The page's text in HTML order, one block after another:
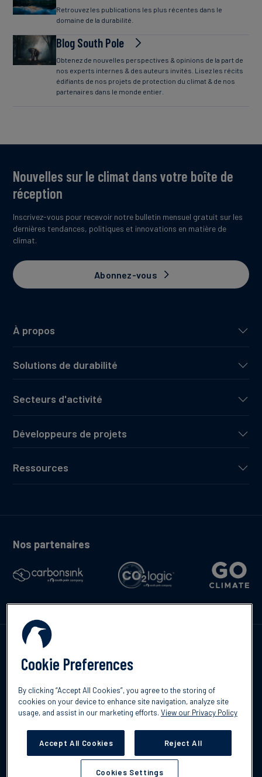
Retrouvez les publications les plus récentes dans le
domaine de la durabilité.
Blog South Pole
Obtenez de nouvelles perspectives & opinions de la part de
nos experts internes & des auteurs invités. Lisez les récits
édifiants de nos projets de protection du climat & de nos
partenaires dans le monde entier.
English
À propos
Solutions de durabilité
Secteurs d'activité
Développeurs de projets
Ressources
Nouvelles sur le climat dans votre boîte de
réception
Inscrivez-vous pour recevoir notre bulletin mensuel gratuit sur les
dernières tendances, politiques et innovations en matière de
climat.
Abonnez-vous
Nos partenaires
responsabilité
Cookie Preferences
By clicking “Accept All Cookies”, you agree to the storing of
cookies on your device to enhance site navigation, analyze site
usage, and assist in our marketing efforts. View our Privacy Policy
Accept All Cookies Reject All
Cookies Settings